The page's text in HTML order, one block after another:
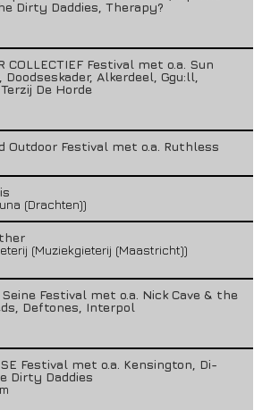
Dirty Daddies, Therapy?
COLLECTIEF Festival met o.a. Sun
Doodseskader, Alkerdeel, Ggu:ll,
De Horde
Outdoor Festival met o.a. Ruthless
(Drachten))
(Muziekgieterij (Maastricht))
Seine Festival met o.a. Nick Cave & the
Deftones, Interpol
Festival met o.a. Kensington, Di-
Dirty Daddies